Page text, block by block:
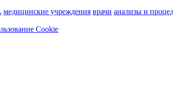
медицинские учреждения врачи анализы и
Cookie